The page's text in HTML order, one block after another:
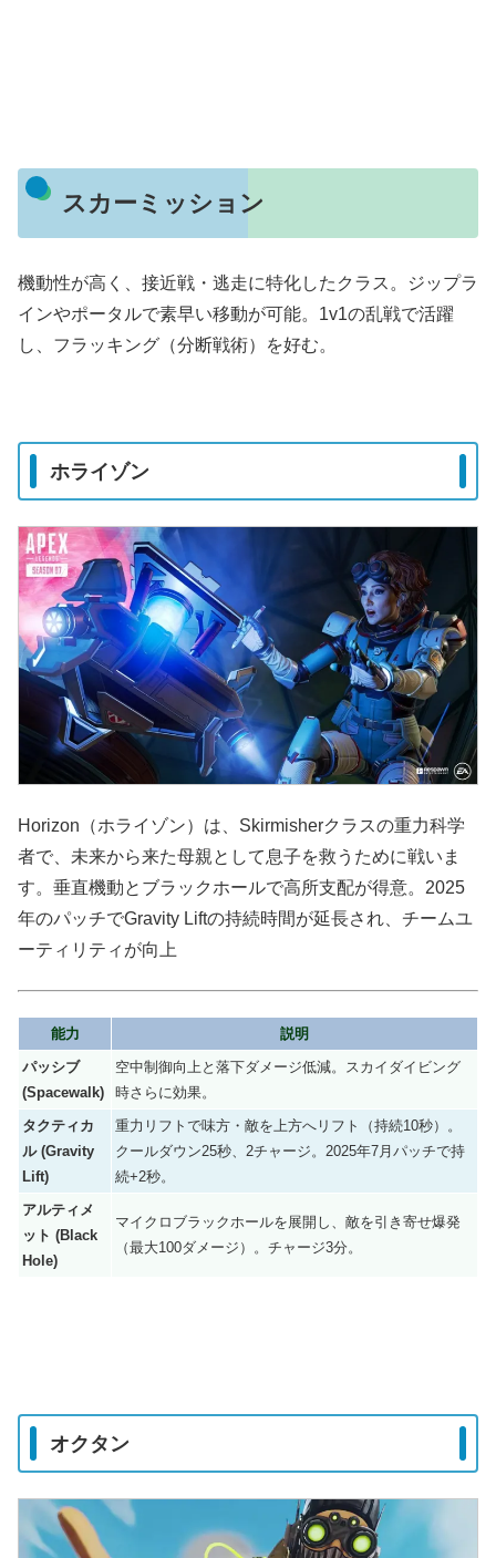
スカーミッション
機動性が高く、接近戦・逃走に特化したクラス。ジップラ
インやポータルで素早い移動が可能。1v1の乱戦で活躍
し、フラッキング（分断戦術）を好む。
ホライゾン
Horizon（ホライゾン）は、Skirmisherクラスの重力科学
者で、未来から来た母親として息子を救うために戦いま
す。垂直機動とブラックホールで高所支配が得意。2025
年のパッチでGravity Liftの持続時間が延長され、チームユ
ーティリティが向上
能力
説明
パッシブ
(Spacewalk)
空中制御向上と落下ダメージ低減。スカイダイビング
時さらに効果。
タクティカ
ル (Gravity
Lift)
重力リフトで味方・敵を上方へリフト（持続10秒）。
クールダウン25秒、2チャージ。2025年7月パッチで持
続+2秒。
アルティメ
ット (Black
Hole)
マイクロブラックホールを展開し、敵を引き寄せ爆発
（最大100ダメージ）。チャージ3分。
オクタン